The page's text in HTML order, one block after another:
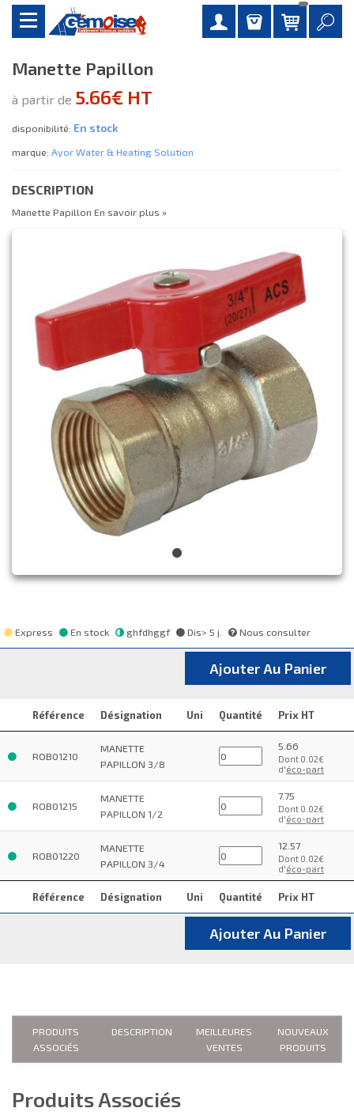
Manette Papillon
à partir de 5.66€ HT
disponibilité: En stock
marque: Ayor Water & Heating Solution
DESCRIPTION
Manette Papillon En savoir plus »
Express En stock ghfdhggf Dis> 5 j. Nous consulter
Ajouter Au Panier
Référence Désignation Uni Quantité Prix HT
Référence Désignation Uni Quantité Prix HT
ROB01210
MANETTE
PAPILLON 3/8
5.66
Dont 0.02€
d'éco-part
ROB01215
MANETTE
PAPILLON 1/2
7.75
Dont 0.02€
d'éco-part
ROB01220
MANETTE
PAPILLON 3/4
12.57
Dont 0.02€
d'éco-part
Ajouter Au Panier
PRODUITS
ASSOCIÉS
DESCRIPTION
MEILLEURES
VENTES
NOUVEAUX
PRODUITS
Produits Associés